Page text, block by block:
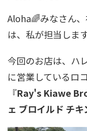
Aloha🌈みなさん
は、私が担当します
今回のお店は、ハ
に営業しているロ
『Ray's Kiawe
ェ ブロイルド チキ